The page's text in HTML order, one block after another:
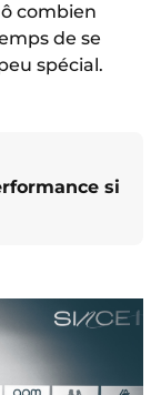
combien
de se
spécial.
si